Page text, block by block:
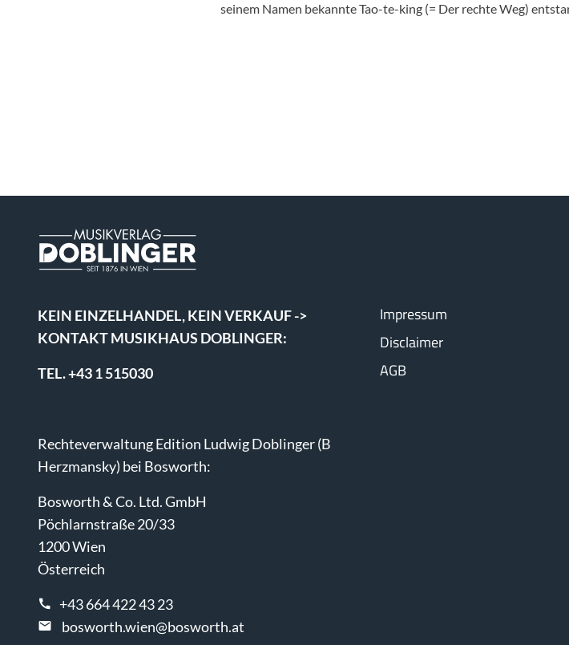
seinem Namen bekannte Tao-te-king (= Der rechte Weg)
KEIN EINZELHANDEL, KEIN VERKAUF ->
KONTAKT MUSIKHAUS DOBLINGER:
TEL. +43 1 515030
Rechteverwaltung Edition Ludwig Doblinger (B
Herzmansky) bei Bosworth:
Bosworth & Co. Ltd. GmbH
Pöchlarnstraße 20/33
1200 Wien
Österreich
+43 664 422 43 23
bosworth.wien@bosworth.at
Impressum
Disclaimer
AGB